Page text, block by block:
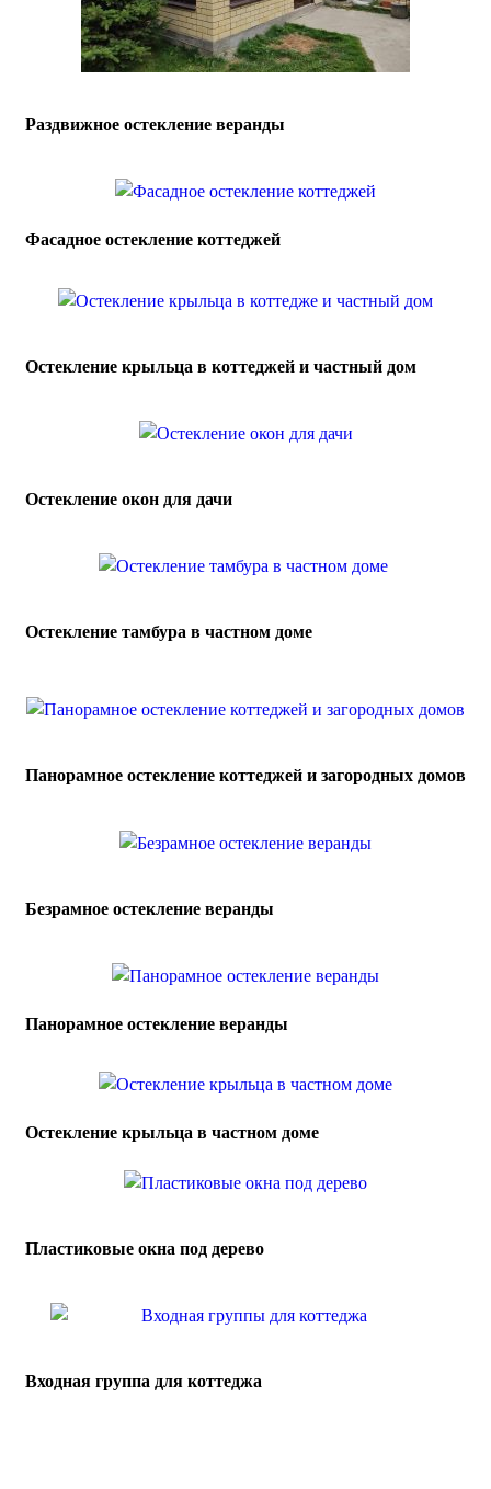
Раздвижное остекление веранды
Фасадное остекление коттеджей
Остекление крыльца в коттеджей и частный дом
Остекление окон для дачи
Остекление тамбура в частном доме
Панорамное остекление коттеджей и загородных домов
Безрамное остекление веранды
Панорамное остекление веранды
Остекление крыльца в частном доме
Пластиковые окна под дерево
Входная группа для коттеджа